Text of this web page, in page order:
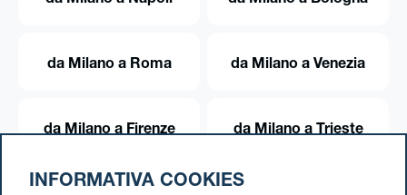
da Milano a Roma da Milano a Venezia
da Milano a Firenze da Milano a Trieste
INFORMATIVA COOKIES